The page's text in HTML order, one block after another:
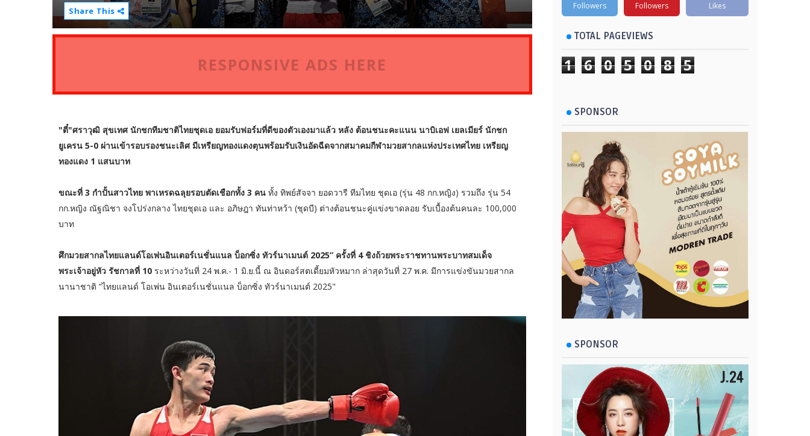
Share This
RESPONSIVE ADS HERE
"ตี๋"ศราวุฒิ สุขเทศ นักชกทีมชาติไทยชุดเอ ยอมรับฟอร์มที่ดีของตัวเองมาแล้ว หลัง ต้อนชนะคะแนน นาบิเอฟ เยลเมียร์ นักชก
ยูเครน 5-0 ผ่านเข้ารอบรองชนะเลิศ มีเหรียญทองแดงตุนพร้อมรับเงินอัดฉีดจากสมาคมกีฬามวยสากลแห่งประเทศไทย เหรียญ
ทองแดง 1 แสนบาท
ขณะที่ 3 กำปั้นสาวไทย พาเหรดฉลุยรอบตัดเชือกทั้ง 3 คน ทั้ง ทิพย์สัจจา ยอดวารี ทีมไทย ชุดเอ (รุ่น 48 กก.หญิง) รวมถึง รุ่น 54
กก.หญิง ณัฐณิชา จงโปร่งกลาง ไทยชุดเอ และ อภิษฎา ทันท่าหว้า (ชุดบี) ต่างต้อนชนะคู่แข่งขาดลอย รับเบื้องต้นคนละ 100,000
บาท
ศึกมวยสากลไทยแลนด์โอเพ่นอินเตอร์เนชั่นแนล บ็อกซิ่ง ทัวร์นาเมนต์ 2025” ครั้งที่ 4 ชิงถ้วยพระราชทานพระบาทสมเด็จ
พระเจ้าอยู่หัว รัชกาลที่ 10 ระหว่างวันที่ 24 พ.ค.- 1 มิ.ย.นี้ ณ อินดอร์สตเดี้ยมหัวหมาก ล่าสุดวันที่ 27 พ.ค. มีการแข่งขันมวยสากล
นานาชาติ “ไทยแลนด์ โอเพ่น อินเตอร์เนชั่นแนล บ็อกซิ่ง ทัวร์นาเมนต์ 2025"
Followers Followers Likes
TOTAL PAGEVIEWS
1 6 0 5 0 8 5
SPONSOR
SPONSOR